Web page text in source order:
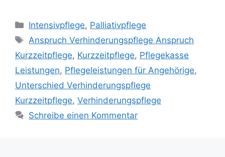
Intensivpflege, Palliativpflege
Anspruch Verhinderungspflege Anspruch
Kurzzeitpflege, Kurzzeitpflege, Pflegekasse
Leistungen, Pflegeleistungen für Angehörige,
Unterschied Verhinderungspflege
Kurzzeitpflege, Verhinderungspflege
Schreibe einen Kommentar